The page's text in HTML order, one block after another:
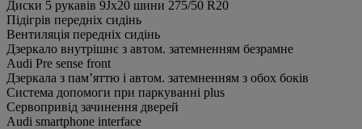
Диски 5 рукавів 9Jx20 шини 275/50 R20
Підігрів передніх сидінь
Вентиляція передніх сидінь
Дзеркало внутрішнє з автом. затемненням безрамне
Audi Pre sense front
Дзеркала з пам’яттю і автом. затемненням з обох боків
Система допомоги при паркуванні plus
Сервопривід зачинення дверей
Audi smartphone interface